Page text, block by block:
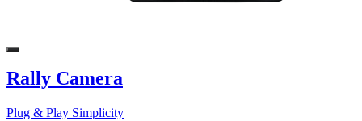
Rally Camera
Plug & Play Simplicity